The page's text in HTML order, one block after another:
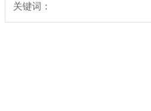
关键词：